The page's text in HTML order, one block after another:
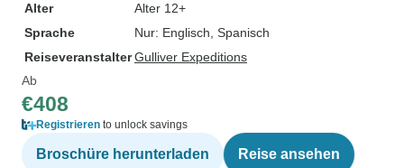
Alter
Alter 12+
Sprache
Nur: Englisch, Spanisch
ReiseveranstalterGulliver Expeditions
Ab
€408
Registrieren to unlock savings
Broschüre herunterladen Reise ansehen